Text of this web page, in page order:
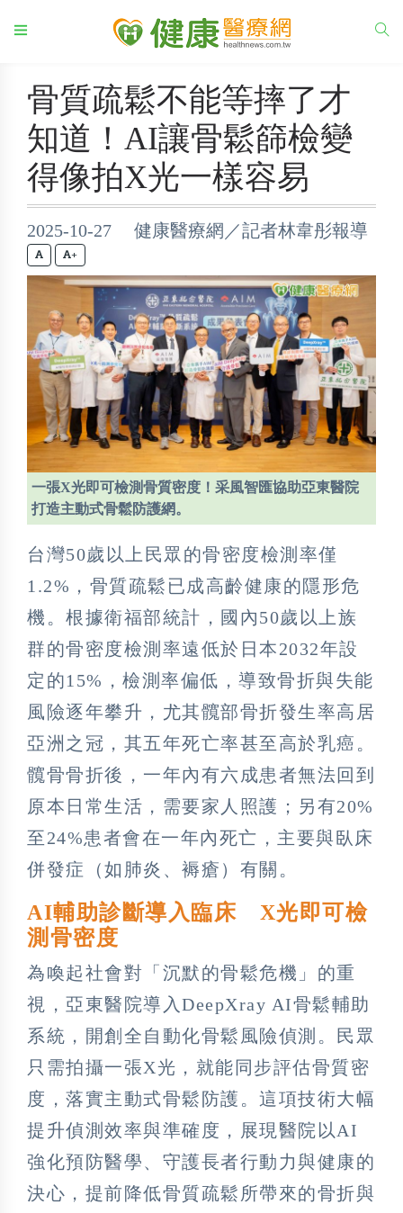
骨質疏鬆不能等摔了才
知道！AI讓骨鬆篩檢變
得像拍X光一樣容易
2025-10-27 健康醫療網／記者林韋彤報導
+
一張X光即可檢測骨質密度！采風智匯協助亞東醫院
打造主動式骨鬆防護網。
台灣50歲以上民眾的骨密度檢測率僅
1.2%，骨質疏鬆已成高齡健康的隱形危
機。根據衛福部統計，國內50歲以上族
群的骨密度檢測率遠低於日本2032年設
定的15%，檢測率偏低，導致骨折與失能
風險逐年攀升，尤其髖部骨折發生率高居
亞洲之冠，其五年死亡率甚至高於乳癌。
髖骨骨折後，一年內有六成患者無法回到
原本日常生活，需要家人照護；另有20%
至24%患者會在一年內死亡，主要與臥床
併發症（如肺炎、褥瘡）有關。
AI輔助診斷導入臨床 X光即可檢
測骨密度
為喚起社會對「沉默的骨鬆危機」的重
視，亞東醫院導入DeepXray AI骨鬆輔助
系統，開創全自動化骨鬆風險偵測。民眾
只需拍攝一張X光，就能同步評估骨質密
度，落實主動式骨鬆防護。這項技術大幅
提升偵測效率與準確度，展現醫院以AI
強化預防醫學、守護長者行動力與健康的
決心，提前降低骨質疏鬆所帶來的骨折與